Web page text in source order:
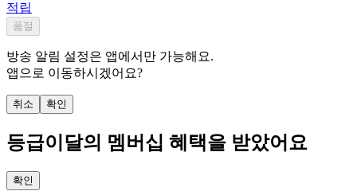
적립
품절
방송 알림 설정은 앱에서만 가능해요.
앱으로 이동하시겠어요?
취소 확인
등급이달의 멤버십 혜택을 받았어요
확인